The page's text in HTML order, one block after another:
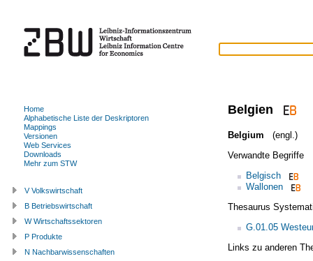
Belgien
Belgium
(engl.)
Verwandte Begriffe
Belgisch
Wallonen
Thesaurus
G.01.05
Links zu anderen
Home
Alphabetische Liste der Deskriptoren
Mappings
Versionen
Web Services
Downloads
Mehr zum STW
V Volkswirtschaft
B Betriebswirtschaft
W Wirtschaftssektoren
P Produkte
N Nachbarwissenschaften